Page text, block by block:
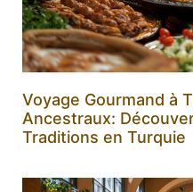
Voyage Gourmand à
Ancestraux:
Traditions en Turquie